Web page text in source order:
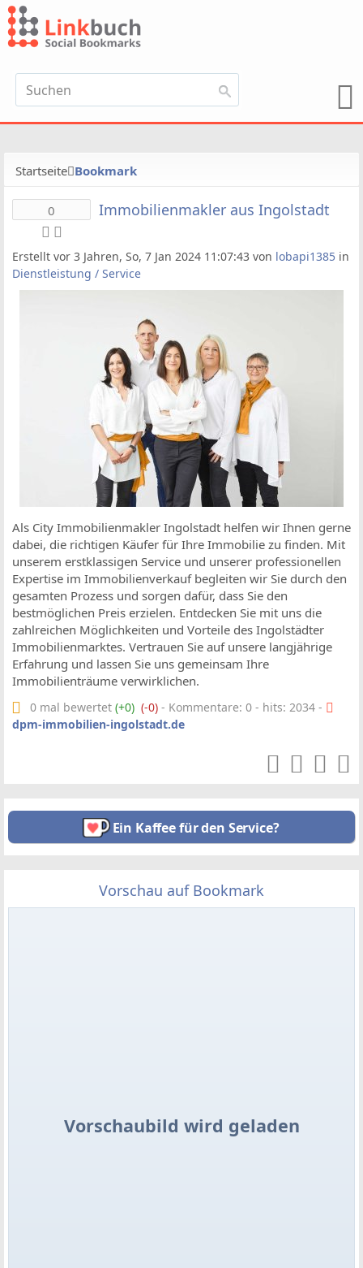
Startseite Bookmark
0 Immobilienmakler aus Ingolstadt
Erstellt vor 3 Jahren, So, 7 Jan 2024 11:07:43 von lobapi1385 in
Dienstleistung / Service
Als City Immobilienmakler Ingolstadt helfen wir Ihnen gerne
dabei, die richtigen Käufer für Ihre Immobilie zu finden. Mit
unserem erstklassigen Service und unserer professionellen
Expertise im Immobilienverkauf begleiten wir Sie durch den
gesamten Prozess und sorgen dafür, dass Sie den
bestmöglichen Preis erzielen. Entdecken Sie mit uns die
zahlreichen Möglichkeiten und Vorteile des Ingolstädter
Immobilienmarktes. Vertrauen Sie auf unsere langjährige
Erfahrung und lassen Sie uns gemeinsam Ihre
Immobilienträume verwirklichen.
0 mal bewertet (+0) (-0) - Kommentare: 0 - hits: 2034 -
dpm-immobilien-ingolstadt.de
Ein Kaffee für den Service?
Vorschau auf Bookmark
Vorschaubild wird geladen